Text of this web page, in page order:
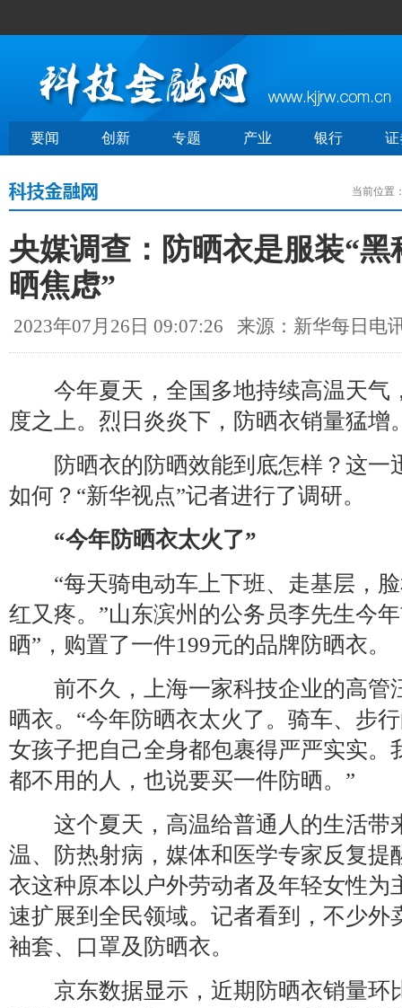
要闻 创新 专题 产业 银行 证
当前位置
央媒调查：防晒衣是服装“黑
晒焦虑”
2023年07月26日 09:07:26 来源：新华每日电
今年夏天，全国多地持续高温天气
度之上。烈日炎炎下，防晒衣销量猛增
防晒衣的防晒效能到底怎样？这一
如何？“新华视点”记者进行了调研。
“今年防晒衣太火了”
“每天骑电动车上下班、走基层，脸
红又疼。”山东滨州的公务员李先生今
晒”，购置了一件199元的品牌防晒衣。
前不久，上海一家科技企业的高管
晒衣。“今年防晒衣太火了。骑车、步
女孩子把自己全身都包裹得严严实实。
都不用的人，也说要买一件防晒。”
这个夏天，高温给普通人的生活带
温、防热射病，媒体和医学专家反复提
衣这种原本以户外劳动者及年轻女性为
速扩展到全民领域。记者看到，不少外
袖套、口罩及防晒衣。
京东数据显示，近期防晒衣销量环